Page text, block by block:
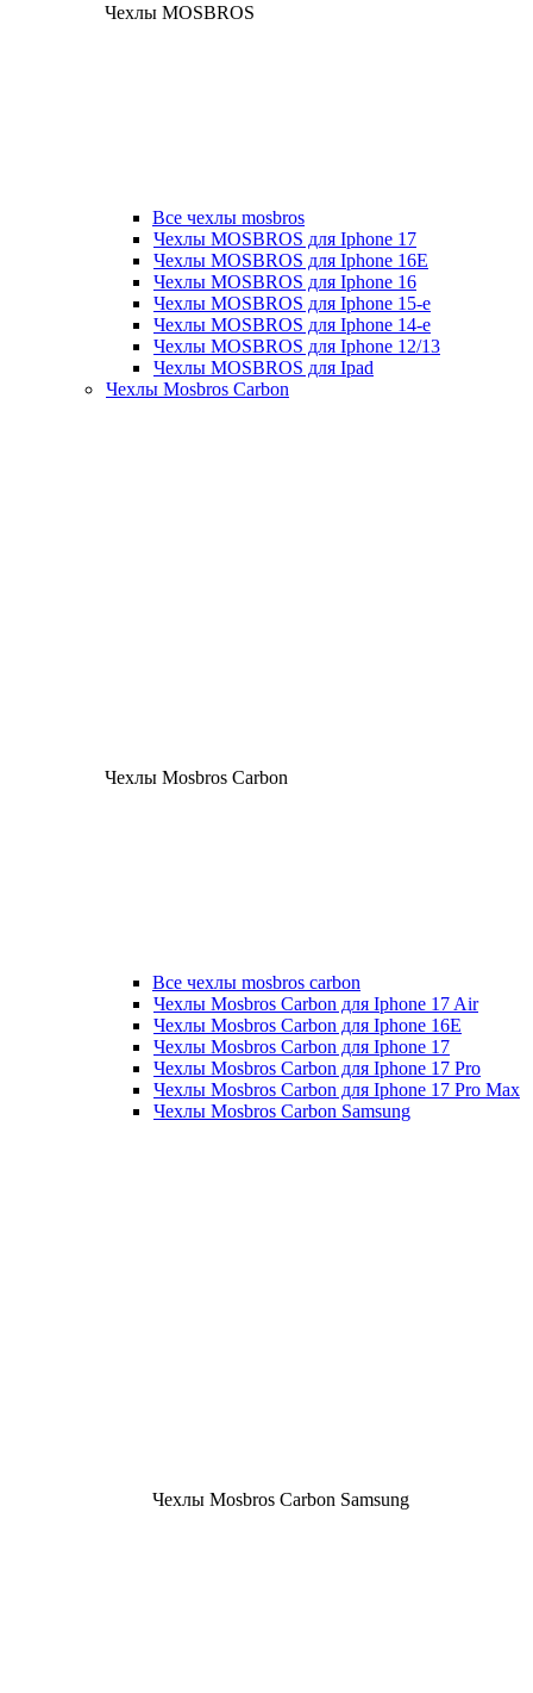
Чехлы MOSBROS
Все чехлы mosbros
Чехлы MOSBROS для Iphone 17
Чехлы MOSBROS для Iphone 16E
Чехлы MOSBROS для Iphone 16
Чехлы MOSBROS для Iphone 15-е
Чехлы MOSBROS для Iphone 14-е
Чехлы MOSBROS для Iphone 12/13
Чехлы MOSBROS для Ipad
Чехлы Mosbros Carbon
Чехлы Mosbros Carbon
Все чехлы mosbros carbon
Чехлы Mosbros Carbon для Iphone 17 Air
Чехлы Mosbros Carbon для Iphone 16E
Чехлы Mosbros Carbon для Iphone 17
Чехлы Mosbros Carbon для Iphone 17 Pro
Чехлы Mosbros Carbon для Iphone 17 Pro Max
Чехлы Mosbros Carbon Samsung
Чехлы Mosbros Carbon Samsung